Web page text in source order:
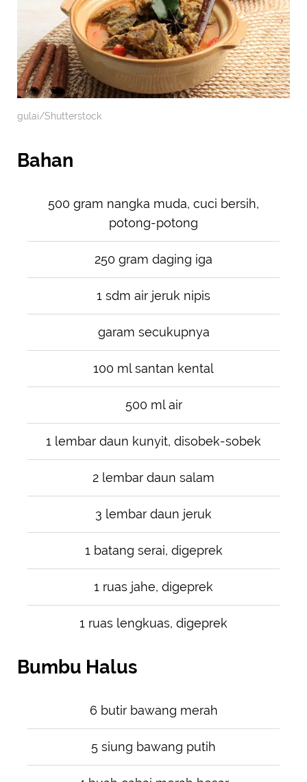
gulai/Shutterstock
Bahan
500 gram nangka muda, cuci bersih,
potong-potong
250 gram daging iga
1 sdm air jeruk nipis
garam secukupnya
100 ml santan kental
500 ml air
1 lembar daun kunyit, disobek-sobek
2 lembar daun salam
3 lembar daun jeruk
1 batang serai, digeprek
1 ruas jahe, digeprek
1 ruas lengkuas, digeprek
Bumbu Halus
6 butir bawang merah
5 siung bawang putih